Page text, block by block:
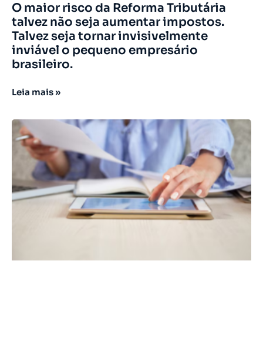
O maior risco da Reforma Tributária
talvez não seja aumentar impostos.
Talvez seja tornar invisivelmente
inviável o pequeno empresário
brasileiro.
Leia mais »